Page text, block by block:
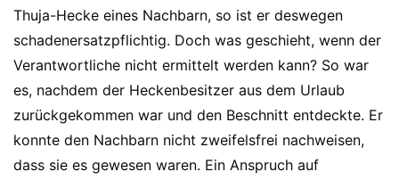
Thuja-Hecke eines Nachbarn, so ist er deswegen
schadenersatzpflichtig. Doch was geschieht, wenn der
Verantwortliche nicht ermittelt werden kann? So war
es, nachdem der Heckenbesitzer aus dem Urlaub
zurückgekommen war und den Beschnitt entdeckte. Er
konnte den Nachbarn nicht zweifelsfrei nachweisen,
dass sie es gewesen waren. Ein Anspruch auf